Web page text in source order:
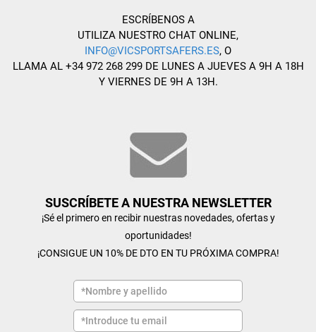
ESCRÍBENOS A
UTILIZA NUESTRO CHAT ONLINE,
INFO@VICSPORTSAFERS.ES, O
LLAMA AL +34 972 268 299 DE LUNES A JUEVES A 9H A 18H
Y VIERNES DE 9H A 13H.
SUSCRÍBETE A NUESTRA NEWSLETTER
¡Sé el primero en recibir nuestras novedades, ofertas y
oportunidades!
¡CONSIGUE UN 10% DE DTO EN TU PRÓXIMA COMPRA!